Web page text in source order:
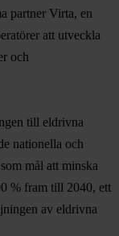
partner Virta, en
att utveckla
och
till eldrivna
nationella och
mål att minska
% fram till 2040, ett
av eldrivna